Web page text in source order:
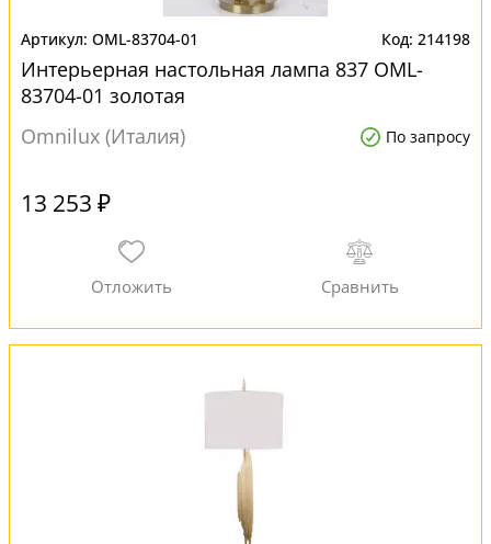
OML-83704-01 214198
Интерьерная настольная лампа 837 OML-
83704-01 золотая
Omnilux (Италия)
По запросу
13 253 ₽